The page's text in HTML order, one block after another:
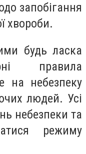
запобігання
хвороби.
будь ласка
правила
на небезпеку
людей. Усі
небезпеки та
режиму